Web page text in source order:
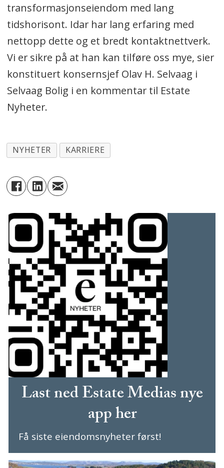
transformasjonseiendom med lang
tidshorisont. Idar har lang erfaring med
nettopp dette og et bredt kontaktnettverk.
Vi er sikre på at han kan tilføre oss mye, sier
konstituert konsernsjef Olav H. Selvaag i
Selvaag Bolig i en kommentar til Estate
Nyheter.
NYHETER KARRIERE
Last ned Estate Medias nye
app her
Få siste eiendomsnyheter først!